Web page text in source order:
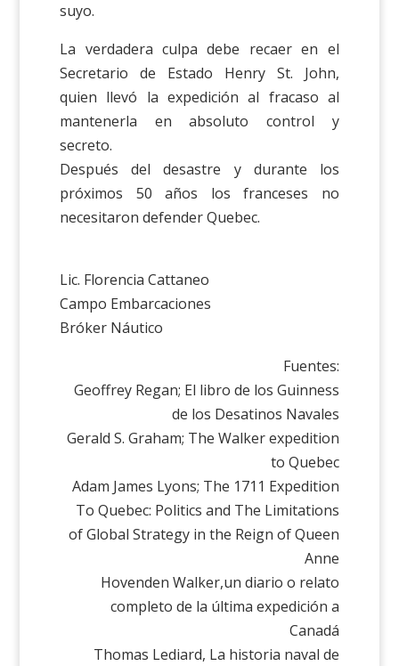
suyo.
La verdadera culpa debe recaer en el
Secretario de Estado Henry St. John,
quien llevó la expedición al fracaso al
mantenerla en absoluto control y
secreto.
Después del desastre y durante los
próximos 50 años los franceses no
necesitaron defender Quebec.
Lic. Florencia Cattaneo
Campo Embarcaciones
Bróker Náutico
Fuentes:
Geoffrey Regan; El libro de los Guinness
de los Desatinos Navales
Gerald S. Graham; The Walker expedition
to Quebec
Adam James Lyons; The 1711 Expedition
To Quebec: Politics and The Limitations
of Global Strategy in the Reign of Queen
Anne
Hovenden Walker,un diario o relato
completo de la última expedición a
Canadá
Thomas Lediard, La historia naval de